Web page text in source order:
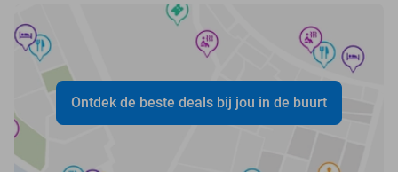
Ontdek de beste deals bij jou in de buurt